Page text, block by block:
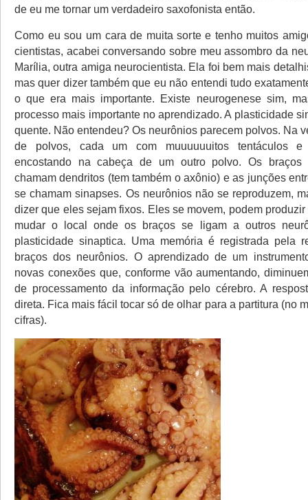
de eu me tornar um verdadeiro saxofonista então.
Como eu sou um cara de muita sorte e tenho muitos
cientistas, acabei conversando sobre meu assombro da
Marília, outra amiga neurocientista. Ela foi bem mais
mas quer dizer também que eu não entendi tudo
o que era mais importante. Existe neurogenese sim,
processo mais importante no aprendizado. A plasticidade
quente. Não entendeu? Os neurônios parecem polvos. Na
de polvos, cada um com muuuuuuitos tentáculos e
encostando na cabeça de um outro polvo. Os braços
chamam dendritos (tem também o axônio) e as junções
se chamam sinapses. Os neurônios não se reproduzem,
dizer que eles sejam fixos. Eles se movem, podem
mudar o local onde os braços se ligam a outros
plasticidade sinaptica. Uma memória é registrada pela
braços dos neurônios. O aprendizado de um
novas conexões que, conforme vão aumentando,
de processamento da informação pelo cérebro. A
direta. Fica mais fácil tocar só de olhar para a partitura (no
cifras).